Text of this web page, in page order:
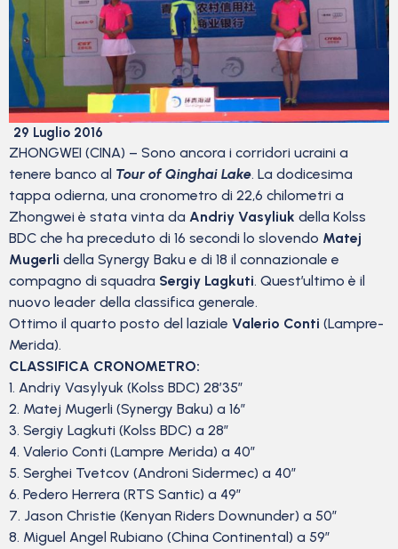
29 Luglio 2016
ZHONGWEI (CINA) – Sono ancora i corridori ucraini a
tenere banco al Tour of Qinghai Lake. La dodicesima
tappa odierna, una cronometro di 22,6 chilometri a
Zhongwei è stata vinta da Andriy Vasyliuk della Kolss
BDC che ha preceduto di 16 secondi lo slovendo Matej
Mugerli della Synergy Baku e di 18 il connazionale e
compagno di squadra Sergiy Lagkuti. Quest’ultimo è il
nuovo leader della classifica generale.
Ottimo il quarto posto del laziale Valerio Conti (Lampre-
Merida).
CLASSIFICA CRONOMETRO:
1. Andriy Vasylyuk (Kolss BDC) 28’35”
2. Matej Mugerli (Synergy Baku) a 16”
3. Sergiy Lagkuti (Kolss BDC) a 28”
4. Valerio Conti (Lampre Merida) a 40″
5. Serghei Tvetcov (Androni Sidermec) a 40″
6. Pedero Herrera (RTS Santic) a 49″
7. Jason Christie (Kenyan Riders Downunder) a 50″
8. Miguel Angel Rubiano (China Continental) a 59″